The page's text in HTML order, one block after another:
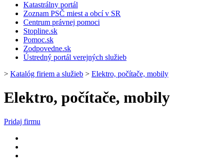
Katastrálny portál
Zoznam PSČ miest a obcí v SR
Centrum právnej pomoci
Stopline.sk
Pomoc.sk
Zodpovedne.sk
Ústredný portál verejných služieb
> Katalóg firiem a služieb > Elektro, počítače, mobily
Elektro, počítače, mobily
Pridaj firmu